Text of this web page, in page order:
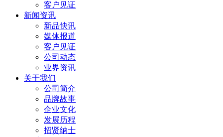
客户见证
新闻资讯
新品快讯
媒体报道
客户见证
公司动态
业界资讯
关于我们
公司简介
品牌故事
企业文化
发展历程
招贤纳士